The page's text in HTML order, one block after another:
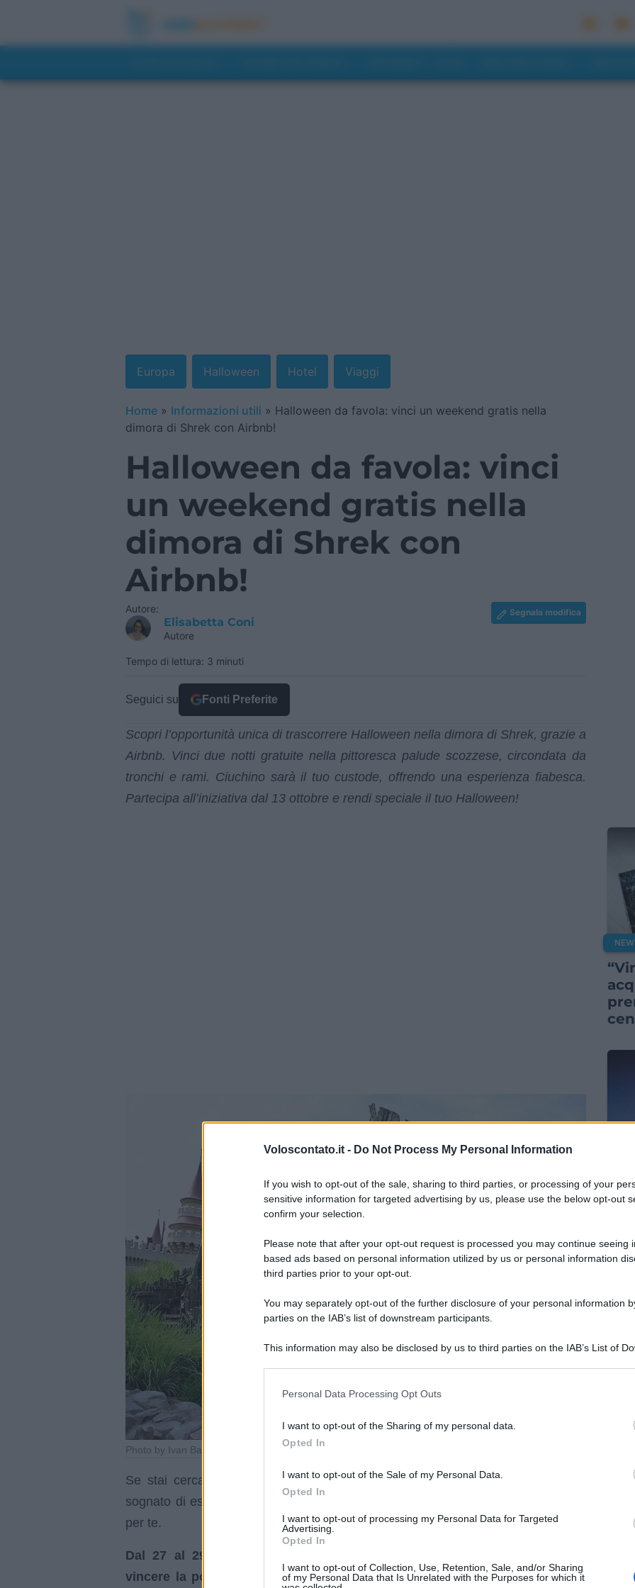
Voloscontato.it - Do Not Process My Personal Information
If you wish to opt-out of the sale, sharing to third parties, or processing of your
sensitive information for targeted advertising by us, please use the below opt-out
confirm your selection.
Please note that after your opt-out request is processed you may continue seeing
based ads based on personal information utilized by us or personal information
third parties prior to your opt-out.
You may separately opt-out of the further disclosure of your personal information
parties on the IAB’s list of downstream participants.
This information may also be disclosed by us to third parties on the IAB’s List of
information including but not limited to your visit or usage behaviour. You may
in below Google consent section.
Personal Data Processing Opt Outs
I want to opt-out of the Sharing of my personal data.
Opted In
I want to opt-out of the Sale of my Personal Data.
Opted In
I want to opt-out of processing my Personal Data for Targeted
Advertising.
Opted In
I want to opt-out of Collection, Use, Retention, Sale, and/or Sharing
of my Personal Data that Is Unrelated with the Purposes for which it
Europa Halloween Hotel Viaggi
Home » Informazioni utili » Halloween da favola: vinci un weekend gratis nella
dimora di Shrek con Airbnb!
Halloween da favola: vinci
un weekend gratis nella
dimora di Shrek con
Airbnb!
Autore:
Elisabetta Coni
Autore
Segnala modifica
Tempo di lettura: 3 minuti
Seguici su Fonti Preferite
Scopri l’opportunità unica di trascorrere Halloween nella dimora di Shrek, grazie a
Airbnb. Vinci due notti gratuite nella pittoresca palude scozzese, circondata da
tronchi e rami. Ciuchino sarà il tuo custode, offrendo una esperienza fiabesca.
Partecipa all’iniziativa dal 13 ottobre e rendi speciale il tuo Halloween!
Photo by Ivan Bandura-Wikimedia Commons
Se stai cercando un modo originale per trascorrereHalloweene hai sempre
sognato di esplorare il mondo fiabesco di Shrek, Airbnb ha qualcosa di speciale
per te.
Dal 27 al 29 ottobre 2023, gli amanti delle avventure insolite potranno
vincere la possibilità di trascorrere due notti nella dimora dell’orco verde
La